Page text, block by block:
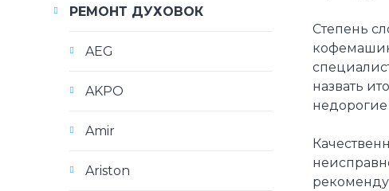
Степень
назвать
РЕМОНТ ДУХОВОК
AEG
AKPO
Amir
Ariston